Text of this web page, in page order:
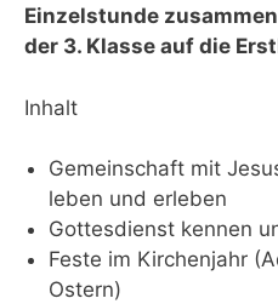
Einzelstunde
der 3. Klasse auf die
Inhalt
Gemeinschaft mit
leben und erleben
Gottesdienst kennen
Feste im Kirchenjahr
Ostern)